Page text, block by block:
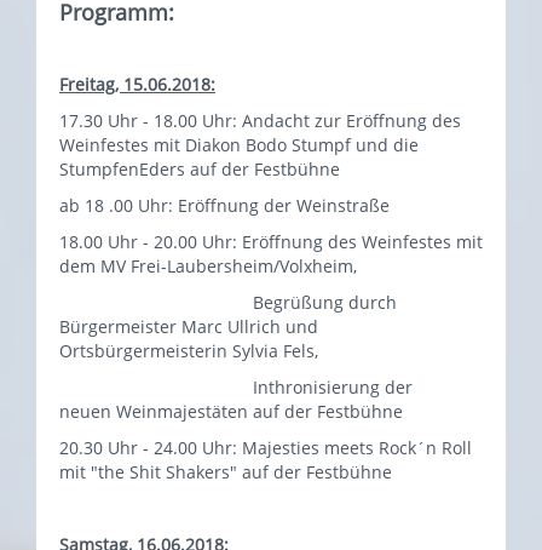
Programm:
Freitag, 15.06.2018:
17.30 Uhr - 18.00 Uhr: Andacht zur Eröffnung des
Weinfestes mit Diakon Bodo Stumpf und die
StumpfenEders auf der Festbühne
ab 18 .00 Uhr: Eröffnung der Weinstraße
18.00 Uhr - 20.00 Uhr: Eröffnung des Weinfestes mit
dem MV Frei-Laubersheim/Volxheim,
Begrüßung durch
Bürgermeister Marc Ullrich und
Ortsbürgermeisterin Sylvia Fels,
Inthronisierung der
neuen Weinmajestäten auf der Festbühne
20.30 Uhr - 24.00 Uhr: Majesties meets Rock´n Roll
mit "the Shit Shakers" auf der Festbühne
Samstag, 16.06.2018: